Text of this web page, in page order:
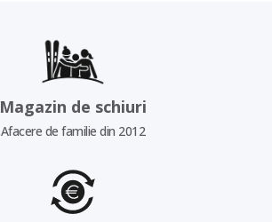
Magazin de schiuri
Afacere de familie din 2012